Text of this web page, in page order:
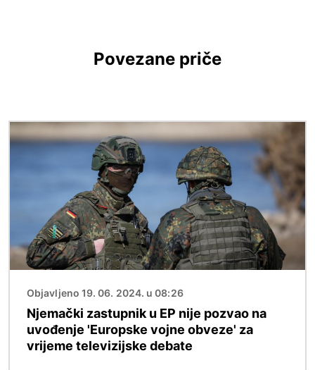
Povezane priče
Slika
Objavljeno 19. 06. 2024. u 08:26
Njemački zastupnik u EP nije pozvao na
uvođenje 'Europske vojne obveze' za
vrijeme televizijske debate